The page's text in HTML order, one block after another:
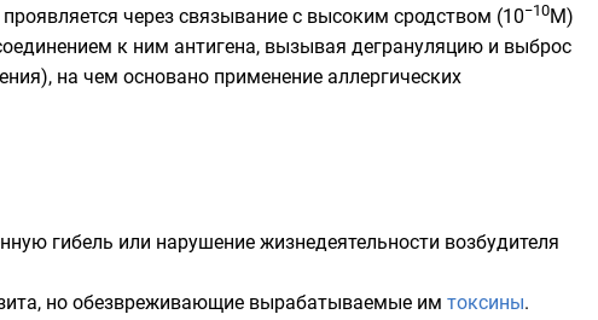
через связывание с высоким сродством (10−10М)
к ним антигена, вызывая дегрануляцию и выброс
на чем основано применение аллергических
гибель или нарушение жизнедеятельности возбудителя
но обезвреживающие вырабатываемые им токсины.